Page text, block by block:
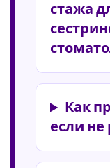
стажа
Как
если не